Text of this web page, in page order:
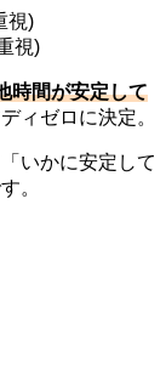
視)
視)
時間が安定して
ィゼロに決定。
いかに安定して
。